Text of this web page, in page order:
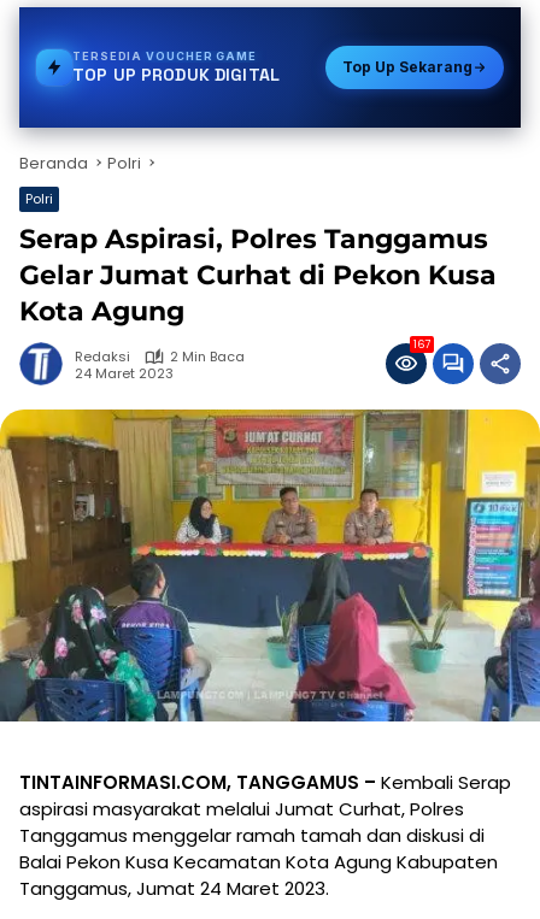
TERSEDIAPDAM
TOP UP PRODUK DIGITAL Top Up Sekarang
Beranda Polri
Polri
Serap Aspirasi, Polres Tanggamus
Gelar Jumat Curhat di Pekon Kusa
Kota Agung
Redaksi
2 Min Baca
24 Maret 2023
167
TINTAINFORMASI.COM, TANGGAMUS – Kembali Serap
aspirasi masyarakat melalui Jumat Curhat, Polres
Tanggamus menggelar ramah tamah dan diskusi di
Balai Pekon Kusa Kecamatan Kota Agung Kabupaten
Tanggamus, Jumat 24 Maret 2023.